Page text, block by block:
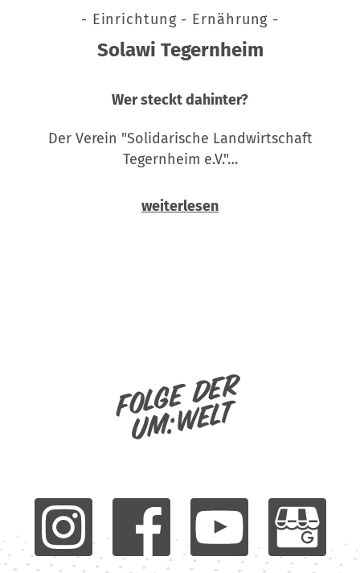
- Einrichtung - Ernährung -
Solawi Tegernheim
Wer steckt dahinter?
Der Verein "Solidarische Landwirtschaft
Tegernheim e.V."…
weiterlesen
Folge der
um:welt